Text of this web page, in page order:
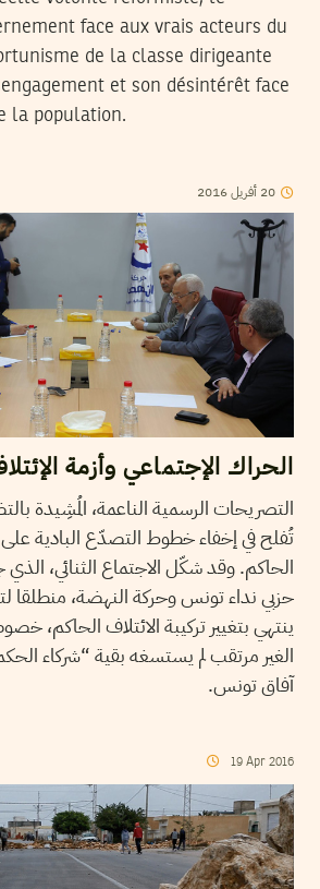
face aux vrais acteurs du
de la classe dirigeante
et son désintérêt face
la population.
20 أفريل2016
الحراك الإجتماعي وأزمة
التصريحات الرسمية الناعمة، المُشِيدة
تُفلح في إخفاء خطوط التصدّع البادية
الحاكم. وقد شكّل الاجتماع الثنائي،
حزبي نداء تونس وحركة النهضة، منطلقا
ينتهي بتغيير تركيبة الائتلاف الحاكم،
الغير مرتقب لم يستسغه بقية “شركاء
آفاق تونس.
19 Apr 2016